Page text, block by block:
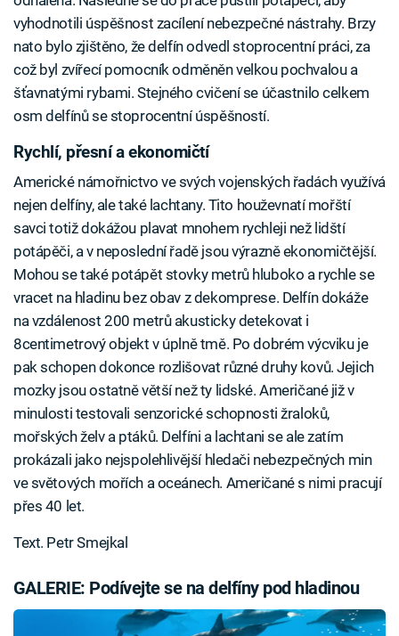
vyhodnotili úspěšnost zacílení nebezpečné nástrahy. Brzy
nato bylo zjištěno, že delfín odvedl stoprocentní práci, za
což byl zvířecí pomocník odměněn velkou pochvalou a
šťavnatými rybami. Stejného cvičení se účastnilo celkem
osm delfínů se stoprocentní úspěšností.
Rychlí, přesní a ekonomičtí
Americké námořnictvo ve svých vojenských řadách využívá
nejen delfíny, ale také lachtany. Tito houževnatí mořští
savci totiž dokážou plavat mnohem rychleji než lidští
potápěči, a v neposlední řadě jsou výrazně ekonomičtější.
Mohou se také potápět stovky metrů hluboko a rychle se
vracet na hladinu bez obav z dekomprese. Delfín dokáže
na vzdálenost 200 metrů akusticky detekovat i
8centimetrový objekt v úplně tmě. Po dobrém výcviku je
pak schopen dokonce rozlišovat různé druhy kovů. Jejich
mozky jsou ostatně větší než ty lidské. Američané již v
minulosti testovali senzorické schopnosti žraloků,
mořských želv a ptáků. Delfíni a lachtani se ale zatím
prokázali jako nejspolehlivější hledači nebezpečných min
ve světových mořích a oceánech. Američané s nimi pracují
přes 40 let.
Text. Petr Smejkal
GALERIE: Podívejte se na delfíny pod hladinou